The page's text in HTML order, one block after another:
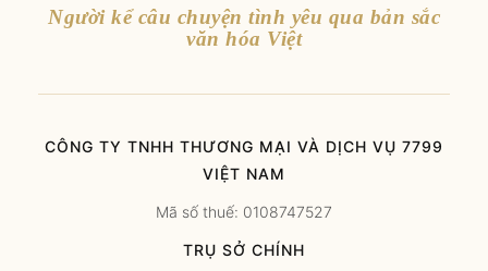
Người kể câu chuyện tình yêu qua bản sắc
văn hóa Việt
CÔNG TY TNHH THƯƠNG MẠI VÀ DỊCH VỤ 7799
VIỆT NAM
Mã số thuế: 0108747527
TRỤ SỞ CHÍNH